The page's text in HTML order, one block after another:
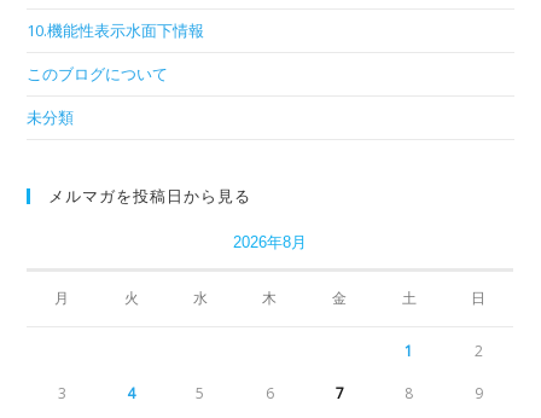
10.機能性表示水面下情報
このブログについて
未分類
メルマガを投稿日から見る
2026年8月
月 火 水 木 金 土 日
1 2
3 4 5 6 7 8 9